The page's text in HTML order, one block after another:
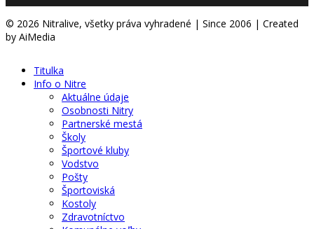
© 2026 Nitralive, všetky práva vyhradené | Since 2006 | Created
by AiMedia
Titulka
Info o Nitre
Aktuálne údaje
Osobnosti Nitry
Partnerské mestá
Školy
Športové kluby
Vodstvo
Pošty
Športoviská
Kostoly
Zdravotníctvo